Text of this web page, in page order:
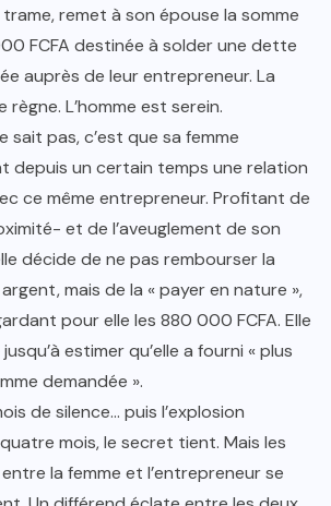
remet à son épouse la somme
FCFA destinée à solder une dette
auprès de leur entrepreneur. La
règne. L’homme est serein.
sait pas, c’est que sa femme
depuis un certain temps une relation
ce même entrepreneur. Profitant de
et de l’aveuglement de son
décide de ne pas rembourser la
mais de la « payer en nature »,
pour elle les 880 000 FCFA. Elle
estimer qu’elle a fourni « plus
demandée ».
de silence… puis l’explosion
mois, le secret tient. Mais les
la femme et l’entrepreneur se